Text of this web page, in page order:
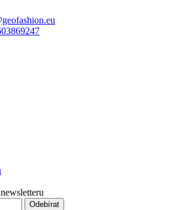
Odebírat